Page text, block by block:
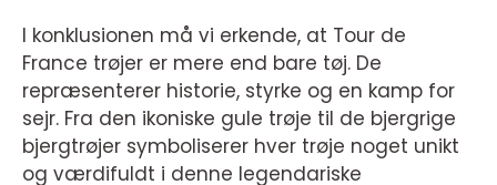
I konklusionen må vi erkende, at Tour de
France trøjer er mere end bare tøj. De
repræsenterer historie, styrke og en kamp for
sejr. Fra den ikoniske gule trøje til de bjergrige
bjergtrøjer symboliserer hver trøje noget unikt
og værdifuldt i denne legendariske